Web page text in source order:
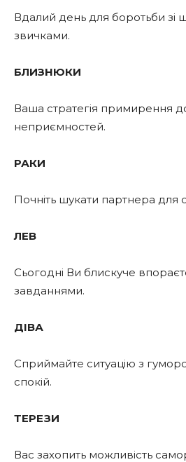
Вдалий день для боротьби зі
звичками.
БЛИЗНЮКИ
Ваша стратегія примирення
неприємностей.
РАКИ
Почніть шукати партнера для
ЛЕВ
Сьогодні Ви блискуче
завданнями.
ДІВА
Сприймайте ситуацію з
спокій.
ТЕРЕЗИ
Вас захопить можливість